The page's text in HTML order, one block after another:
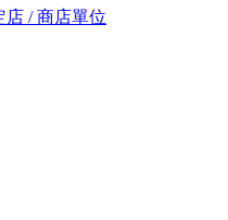
店 / 商店單位